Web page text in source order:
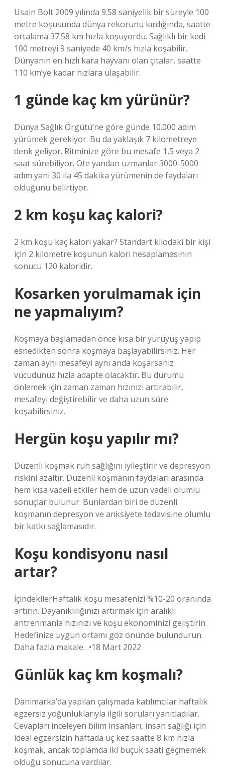
Usain Bolt 2009 yılında 9.58 saniyelik bir süreyle 100
metre koşusunda dünya rekorunu kırdığında, saatte
ortalama 37.58 km hızla koşuyordu. Sağlıklı bir kedi
100 metreyi 9 saniyede 40 km/s hızla koşabilir.
Dünyanın en hızlı kara hayvanı olan çitalar, saatte
110 km’ye kadar hızlara ulaşabilir.
1 günde kaç km yürünür?
Dünya Sağlık Örgütü’ne göre günde 10.000 adım
yürümek gerekiyor. Bu da yaklaşık 7 kilometreye
denk geliyor. Ritminize göre bu mesafe 1,5 veya 2
saat sürebiliyor. Öte yandan uzmanlar 3000-5000
adım yani 30 ila 45 dakika yürümenin de faydaları
olduğunu belirtiyor.
2 km koşu kaç kalori?
2 km koşu kaç kalori yakar? Standart kilodaki bir kişi
için 2 kilometre koşunun kalori hesaplamasının
sonucu 120 kaloridir.
Kosarken yorulmamak için
ne yapmalıyım?
Koşmaya başlamadan önce kısa bir yürüyüş yapıp
esnedikten sonra koşmaya başlayabilirsiniz. Her
zaman aynı mesafeyi aynı anda koşarsanız
vücudunuz hızla adapte olacaktır. Bu durumu
önlemek için zaman zaman hızınızı artırabilir,
mesafeyi değiştirebilir ve daha uzun süre
koşabilirsiniz.
Hergün koşu yapılır mı?
Düzenli koşmak ruh sağlığını iyileştirir ve depresyon
riskini azaltır. Düzenli koşmanın faydaları arasında
hem kısa vadeli etkiler hem de uzun vadeli olumlu
sonuçlar bulunur. Bunlardan biri de düzenli
koşmanın depresyon ve anksiyete tedavisine olumlu
bir katkı sağlamasıdır.
Koşu kondisyonu nasıl
artar?
İçindekilerHaftalık koşu mesafenizi %10-20 oranında
artırın. Dayanıklılığınızı artırmak için aralıklı
antrenmanla hızınızı ve koşu ekonominizi geliştirin.
Hedefinize uygun ortamı göz önünde bulundurun.
Daha fazla makale…•18 Mart 2022
Günlük kaç km koşmalı?
Danimarka’da yapılan çalışmada katılımcılar haftalık
egzersiz yoğunluklarıyla ilgili soruları yanıtladılar.
Cevapları inceleyen bilim insanları, insan sağlığı için
ideal egzersizin haftada üç kez saatte 8 km hızla
koşmak, ancak toplamda iki buçuk saati geçmemek
olduğu sonucuna vardılar.